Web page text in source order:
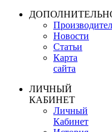
Новости
Статьи
Карта
сайта
ЛИЧНЫЙ
КАБИНЕТ
Личный
Кабинет